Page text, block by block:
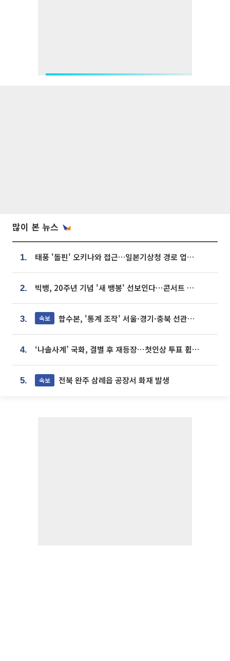
많이 본 뉴스
1. 태풍 '돌핀' 오키나와 접근…일본기상청 경로 업데이트
2. 빅뱅, 20주년 기념 '새 뱅봉' 선보인다⋯콘서트 앞두고 팝업 개최
3. 속보 합수본, '통계 조작' 서울·경기·충북 선관위 등 추가 압수수색
4. ‘나솔사계’ 국화, 결별 후 재등장⋯첫인상 투표 휩쓸고 ‘인기녀’ 등극
5. 속보 전북 완주 삼례읍 공장서 화재 발생